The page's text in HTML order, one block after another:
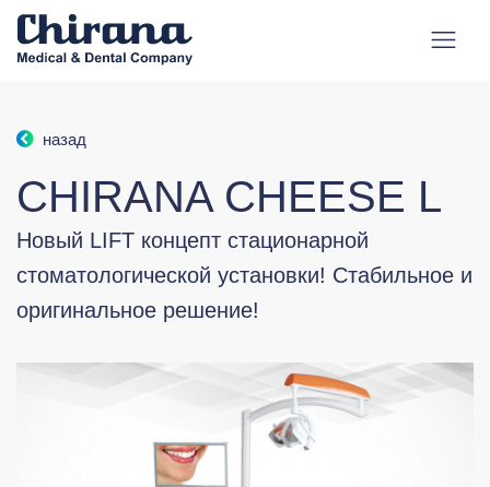
назад
CHIRANA CHEESE L
Новый LIFT концепт стационарной
стоматологической установки! Стабильное и
оригинальное решение!